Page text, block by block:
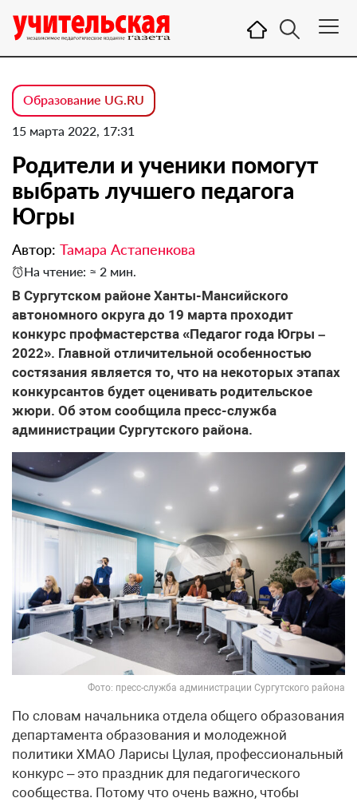
Образование UG.RU
15 марта 2022, 17:31
Родители и ученики помогут
выбрать лучшего педагога
Югры
Автор: Тамара Астапенкова
На чтение: ≈ 2 мин.
В Сургутском районе Ханты-Мансийского
автономного округа до 19 марта проходит
конкурс профмастерства «Педагог года Югры –
2022». Главной отличительной особенностью
состязания является то, что на некоторых этапах
конкурсантов будет оценивать родительское
жюри. Об этом сообщила пресс-служба
администрации Сургутского района.
Фото: пресс-служба администрации Сургутского района
По словам начальника отдела общего образования
департамента образования и молодежной
политики ХМАО Ларисы Цулая, профессиональный
конкурс – это праздник для педагогического
сообщества. Потому что очень важно, чтобы